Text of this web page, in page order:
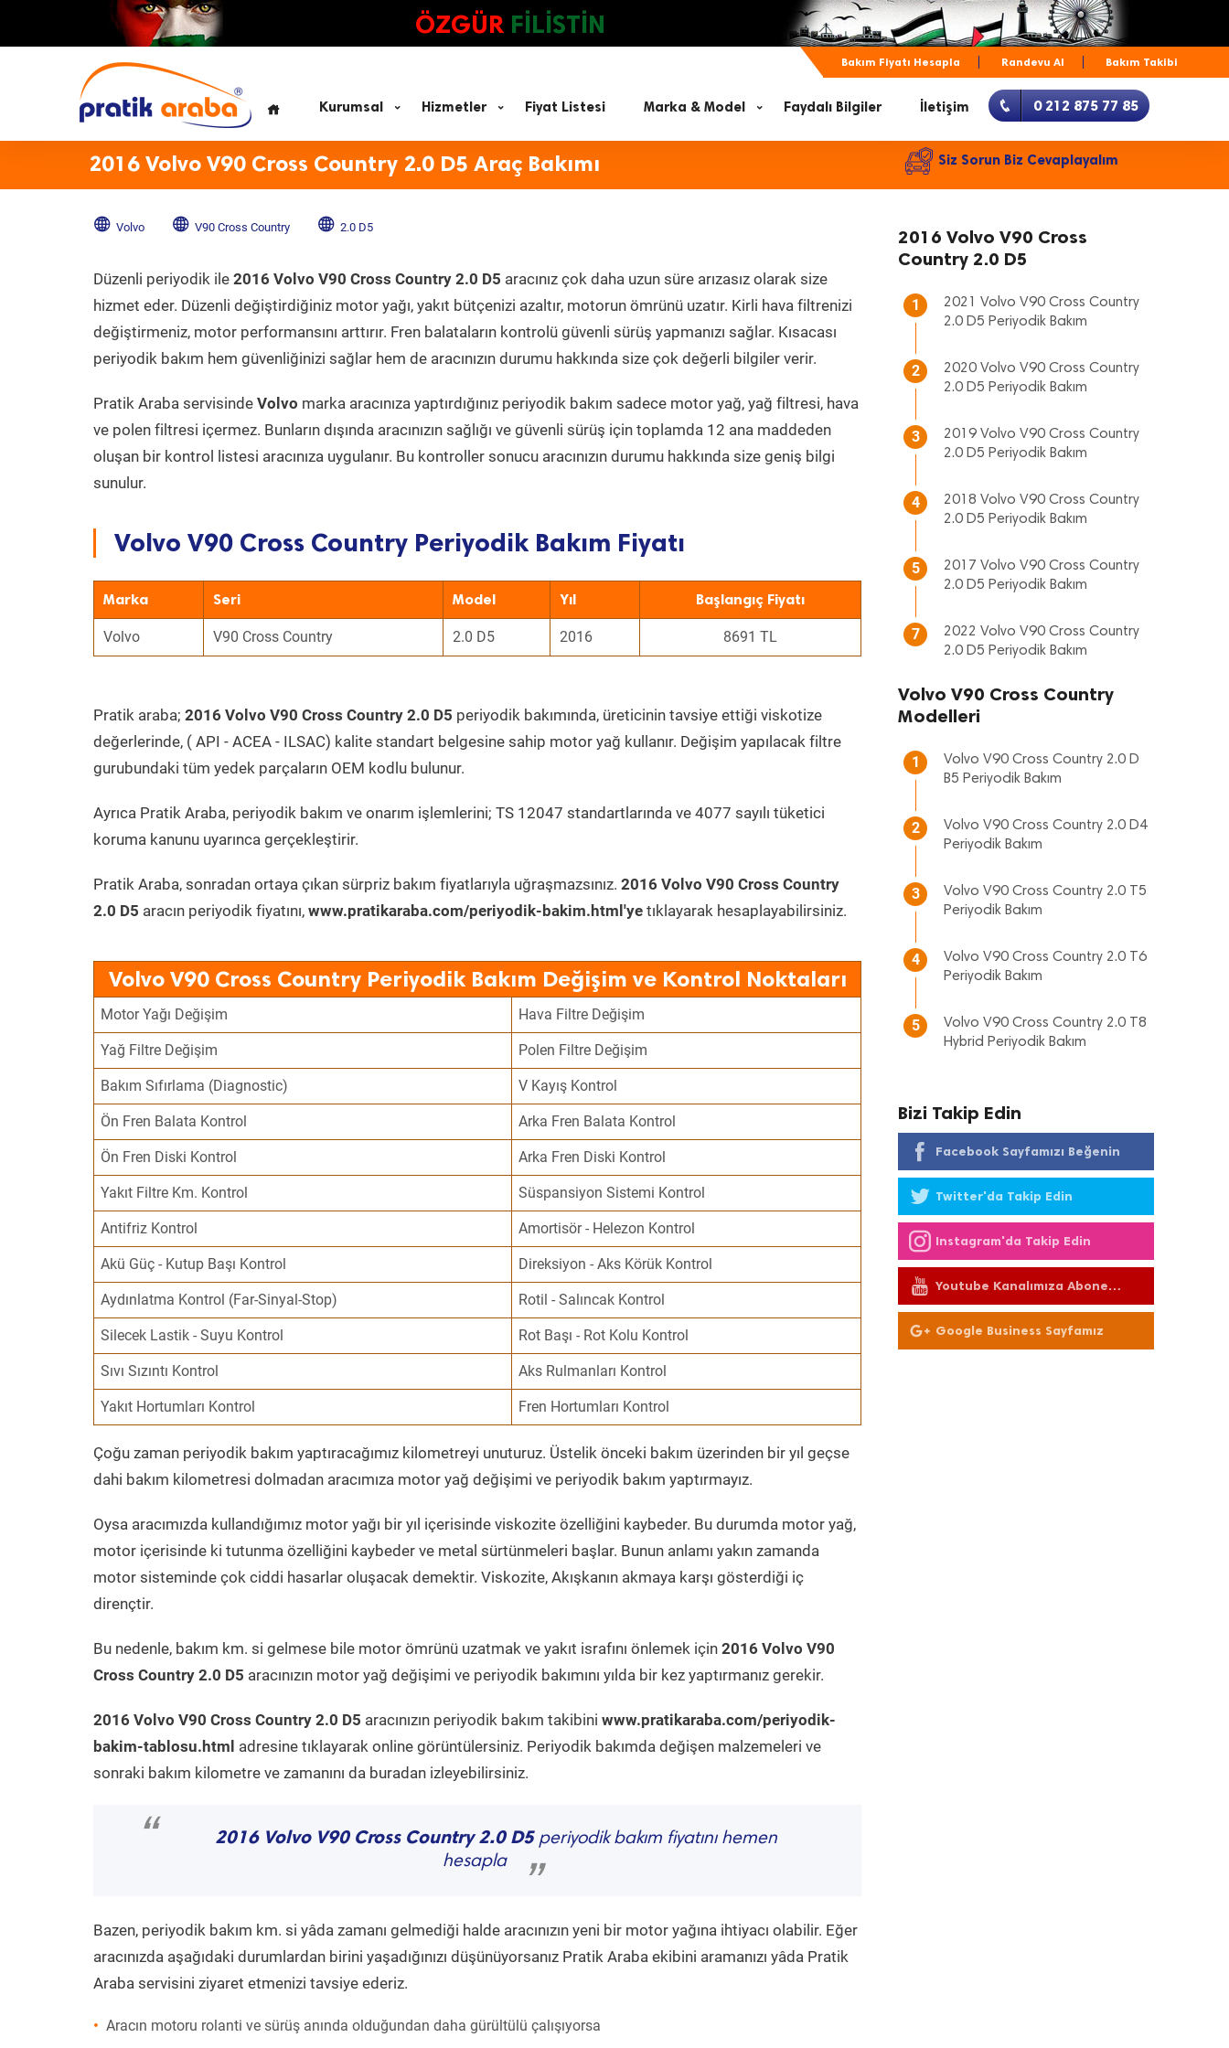
ÖZGÜR FİLİSTİN
Bakım Fiyatı Hesapla Randevu Al Bakım Takibi
Kurumsal Hizmetler Fiyat Listesi Marka & Model Faydalı Bilgiler İletişim 0 212 875 77 85
2016 Volvo V90 Cross Country 2.0 D5 Araç Bakımı Siz Sorun Biz Cevaplayalım
Volvo V90 Cross Country 2.0 D5
Düzenli periyodik ile 2016 Volvo V90 Cross Country 2.0 D5 aracınız çok daha uzun süre arızasız olarak size
hizmet eder. Düzenli değiştirdiğiniz motor yağı, yakıt bütçenizi azaltır, motorun ömrünü uzatır. Kirli hava filtrenizi
değiştirmeniz, motor performansını arttırır. Fren balataların kontrolü güvenli sürüş yapmanızı sağlar. Kısacası
periyodik bakım hem güvenliğinizi sağlar hem de aracınızın durumu hakkında size çok değerli bilgiler verir.
Pratik Araba servisinde Volvo marka aracınıza yaptırdığınız periyodik bakım sadece motor yağ, yağ filtresi, hava
ve polen filtresi içermez. Bunların dışında aracınızın sağlığı ve güvenli sürüş için toplamda 12 ana maddeden
oluşan bir kontrol listesi aracınıza uygulanır. Bu kontroller sonucu aracınızın durumu hakkında size geniş bilgi
sunulur.
Volvo V90 Cross Country Periyodik Bakım Fiyatı
Marka Seri Model Yıl Başlangıç Fiyatı
Volvo V90 Cross Country 2.0 D5 2016 8691 TL
Pratik araba; 2016 Volvo V90 Cross Country 2.0 D5 periyodik bakımında, üreticinin tavsiye ettiği viskotize
değerlerinde, ( API - ACEA - ILSAC) kalite standart belgesine sahip motor yağ kullanır. Değişim yapılacak filtre
gurubundaki tüm yedek parçaların OEM kodlu bulunur.
Ayrıca Pratik Araba, periyodik bakım ve onarım işlemlerini; TS 12047 standartlarında ve 4077 sayılı tüketici
koruma kanunu uyarınca gerçekleştirir.
Pratik Araba, sonradan ortaya çıkan sürpriz bakım fiyatlarıyla uğraşmazsınız. 2016 Volvo V90 Cross Country
2.0 D5 aracın periyodik fiyatını, www.pratikaraba.com/periyodik-bakim.html'ye tıklayarak hesaplayabilirsiniz.
Volvo V90 Cross Country Periyodik Bakım Değişim ve Kontrol Noktaları
Motor Yağı Değişim Hava Filtre Değişim
Yağ Filtre Değişim Polen Filtre Değişim
Bakım Sıfırlama (Diagnostic) V Kayış Kontrol
Ön Fren Balata Kontrol Arka Fren Balata Kontrol
Ön Fren Diski Kontrol Arka Fren Diski Kontrol
Yakıt Filtre Km. Kontrol Süspansiyon Sistemi Kontrol
Antifriz Kontrol Amortisör - Helezon Kontrol
Akü Güç - Kutup Başı Kontrol Direksiyon - Aks Körük Kontrol
Aydınlatma Kontrol (Far-Sinyal-Stop) Rotil - Salıncak Kontrol
Silecek Lastik - Suyu Kontrol Rot Başı - Rot Kolu Kontrol
Sıvı Sızıntı Kontrol Aks Rulmanları Kontrol
Yakıt Hortumları Kontrol Fren Hortumları Kontrol
Çoğu zaman periyodik bakım yaptıracağımız kilometreyi unuturuz. Üstelik önceki bakım üzerinden bir yıl geçse
dahi bakım kilometresi dolmadan aracımıza motor yağ değişimi ve periyodik bakım yaptırmayız.
Oysa aracımızda kullandığımız motor yağı bir yıl içerisinde viskozite özelliğini kaybeder. Bu durumda motor yağ,
motor içerisinde ki tutunma özelliğini kaybeder ve metal sürtünmeleri başlar. Bunun anlamı yakın zamanda
motor sisteminde çok ciddi hasarlar oluşacak demektir. Viskozite, Akışkanın akmaya karşı gösterdiği iç
dirençtir.
Bu nedenle, bakım km. si gelmese bile motor ömrünü uzatmak ve yakıt israfını önlemek için 2016 Volvo V90
Cross Country 2.0 D5 aracınızın motor yağ değişimi ve periyodik bakımını yılda bir kez yaptırmanız gerekir.
2016 Volvo V90 Cross Country 2.0 D5 aracınızın periyodik bakım takibini www.pratikaraba.com/periyodik-
bakim-tablosu.html adresine tıklayarak online görüntülersiniz. Periyodik bakımda değişen malzemeleri ve
sonraki bakım kilometre ve zamanını da buradan izleyebilirsiniz.
“ 2016 Volvo V90 Cross Country 2.0 D5 periyodik bakım fiyatını hemen
hesapla
”
Bazen, periyodik bakım km. si yâda zamanı gelmediği halde aracınızın yeni bir motor yağına ihtiyacı olabilir. Eğer
aracınızda aşağıdaki durumlardan birini yaşadığınızı düşünüyorsanız Pratik Araba ekibini aramanızı yâda Pratik
Araba servisini ziyaret etmenizi tavsiye ederiz.
Aracın motoru rolanti ve sürüş anında olduğundan daha gürültülü çalışıyorsa
2016 Volvo V90 Cross
Country 2.0 D5
1
2021 Volvo V90 Cross Country
2.0 D5 Periyodik Bakım
2
2020 Volvo V90 Cross Country
2.0 D5 Periyodik Bakım
3
2019 Volvo V90 Cross Country
2.0 D5 Periyodik Bakım
4
2018 Volvo V90 Cross Country
2.0 D5 Periyodik Bakım
5
2017 Volvo V90 Cross Country
2.0 D5 Periyodik Bakım
7
2022 Volvo V90 Cross Country
2.0 D5 Periyodik Bakım
Volvo V90 Cross Country
Modelleri
1
Volvo V90 Cross Country 2.0 D
B5 Periyodik Bakım
2
Volvo V90 Cross Country 2.0 D4
Periyodik Bakım
3
Volvo V90 Cross Country 2.0 T5
Periyodik Bakım
4
Volvo V90 Cross Country 2.0 T6
Periyodik Bakım
5
Volvo V90 Cross Country 2.0 T8
Hybrid Periyodik Bakım
Bizi Takip Edin
Facebook Sayfamızı Beğenin
Twitter'da Takip Edin
Instagram'da Takip Edin
Youtube Kanalımıza Abone
Olun
Google Business Sayfamız